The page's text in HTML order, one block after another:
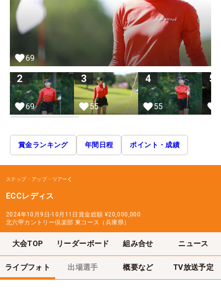
69
2
69
3
55
4
55
5
賞金ランキング 年間日程 ポイント・成績
ステップ・アップ・ツアー
ECCレディス
2024年10月9日-10月11日 賞金総額 ¥20,000,000
北六甲カントリー倶楽部 東コース（兵庫県）
大会TOP リーダーボード 組み合せ ニュース
ライブフォト 出場選手 概要など TV放送予定